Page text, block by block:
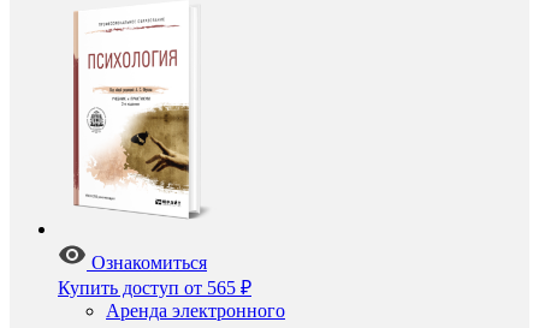
Ознакомиться
Купить доступ от 565 ₽
Аренда электронного